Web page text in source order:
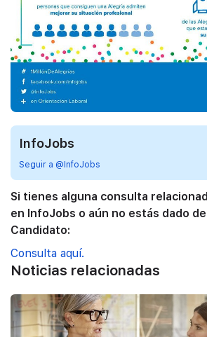
InfoJobs
Seguir a @InfoJobs
Si tienes alguna consulta
en InfoJobs o aún no estás dado
Candidato:
Consulta aquí.
Noticias relacionadas